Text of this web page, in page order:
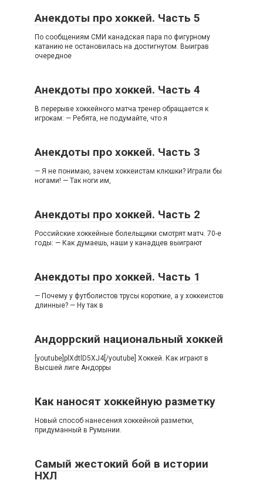
Анекдоты про хоккей. Часть 5
По сообщениям СМИ канадская паpа по фигуpному
катанию не остановилась на достигнутом. Выигpав
очеpедное
Анекдоты про хоккей. Часть 4
В перерыве хоккейного матча тренер обращается к
игрокам: — Ребята, не подумайте, что я
Анекдоты про хоккей. Часть 3
— Я не понимаю, зачем хоккеистам клюшки? Играли бы
ногами! — Так ноги им,
Анекдоты про хоккей. Часть 2
Российские хоккейные болельщики смотрят матч. 70-е
годы: — Как думаешь, наши у канадцев выиграют
Анекдоты про хоккей. Часть 1
— Почему у футболистов трусы короткие, а у хоккеистов
длинные? — Ну так в
Андоррский национальный хоккей
[youtube]plXdtlD5XJ4[/youtube] Хоккей. Как играют в
Высшей лиге Андорры
Как наносят хоккейную разметку
Новый способ нанесения хоккейной разметки,
придуманный в Румынии.
Самый жестокий бой в истории
НХЛ